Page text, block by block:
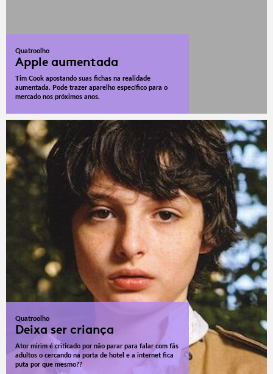
Quatroolho
Apple aumentada
Tim Cook apostando suas fichas na realidade
aumentada. Pode trazer aparelho específico para o
mercado nos próximos anos.
Quatroolho
Deixa ser criança
Ator mirim é criticado por não parar para falar com fãs
adultos o cercando na porta de hotel e a internet fica
puta por que mesmo??